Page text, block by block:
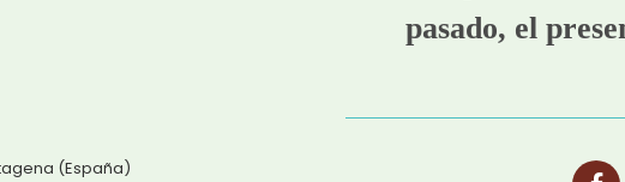
(España)
pasado, el